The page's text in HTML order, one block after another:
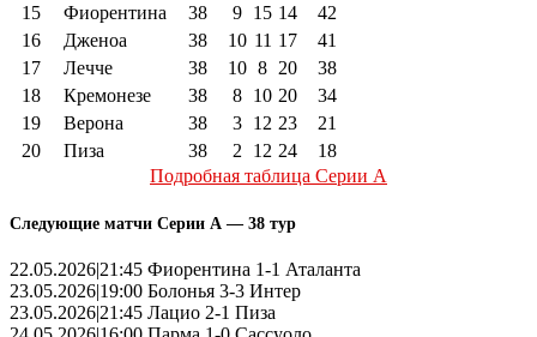
15
Фиорентина 38 9 15 14
42
16
Дженоа 38 10 11 17
41
17
Лечче 38 10 8 20
38
18
Кремонезе 38 8 10 20
34
19
Верона 38 3 12 23
21
20
Пиза 38 2 12 24
18
Подробная таблица Серии А
Следующие матчи Серии А — 38 тур
22.05.2026|21:45 Фиорентина 1-1 Аталанта
23.05.2026|19:00 Болонья 3-3 Интер
23.05.2026|21:45 Лацио 2-1 Пиза